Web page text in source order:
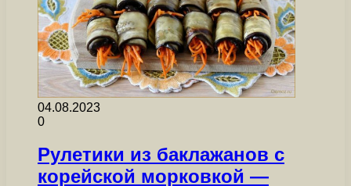
04.08.2023
0
Рулетики из баклажанов с
корейской морковкой —